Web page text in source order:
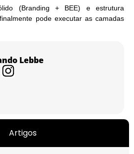
(Branding + BEE) e estrutura
pode executar as camadas
Lebbe
Artigos